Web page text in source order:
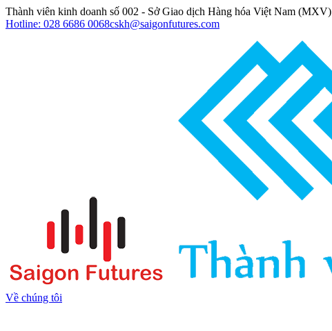
Thành viên kinh doanh số 002 - Sở Giao dịch Hàng hóa Việt Nam (MXV)
Hotline: 028 6686 0068cskh@saigonfutures.com
Về chúng tôi